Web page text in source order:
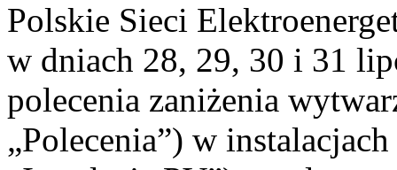
Polskie Sieci
w dniach 28, 29, 30 i 31
polecenia zaniżenia
„Polecenia”) w